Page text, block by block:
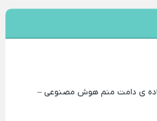
ی دامت منم هوش مصنوعی –